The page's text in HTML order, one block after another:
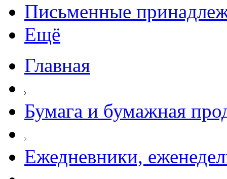
Письменные
Ещё
Главная
Бумага и бумажная
Ежедневники,